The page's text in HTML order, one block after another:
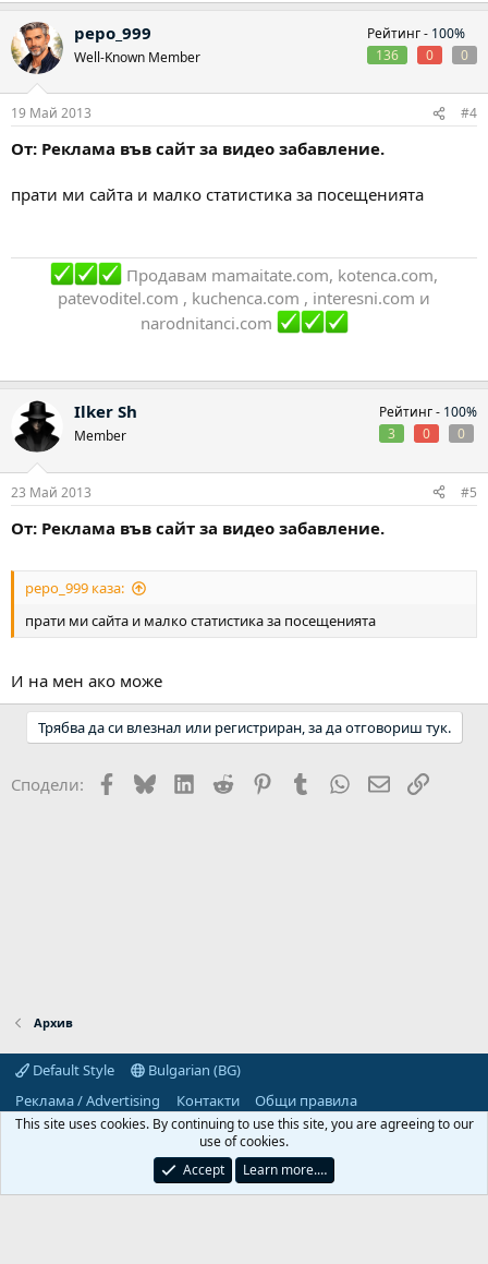
pepo_999
Well-Known Member
Рейтинг - 100%
136
0 0
19 Май 2013 #4
От: Реклама във сайт за видео забавление.
прати ми сайта и малко статистика за посещенията
Продавам mamaitate.com, kotenca.com,
patevoditel.com , kuchenca.com , interesni.com и
narodnitanci.com
Ilker Sh
Member
Рейтинг - 100%
3
0 0
23 Май 2013 #5
От: Реклама във сайт за видео забавление.
pepo_999 каза:
прати ми сайта и малко статистика за посещенията
И на мен ако може
Трябва да си влезнал или регистриран, за да отговориш тук.
Сподели: Facebook
BlueskyLinkedIn
Reddit PinterestTumblr WhatsApp
EmailLink
Архив
Default Style
Bulgarian (BG)
Реклама / Advertising
Контакти
Общи правила
Декларация за поверителност
Помощ Начало
R
S
Predpriemach.com © 2006-2026. Hosting by:
This site uses cookies. By continuing to use this site, you are agreeing to our
use of cookies.
Accept
Learn more.…